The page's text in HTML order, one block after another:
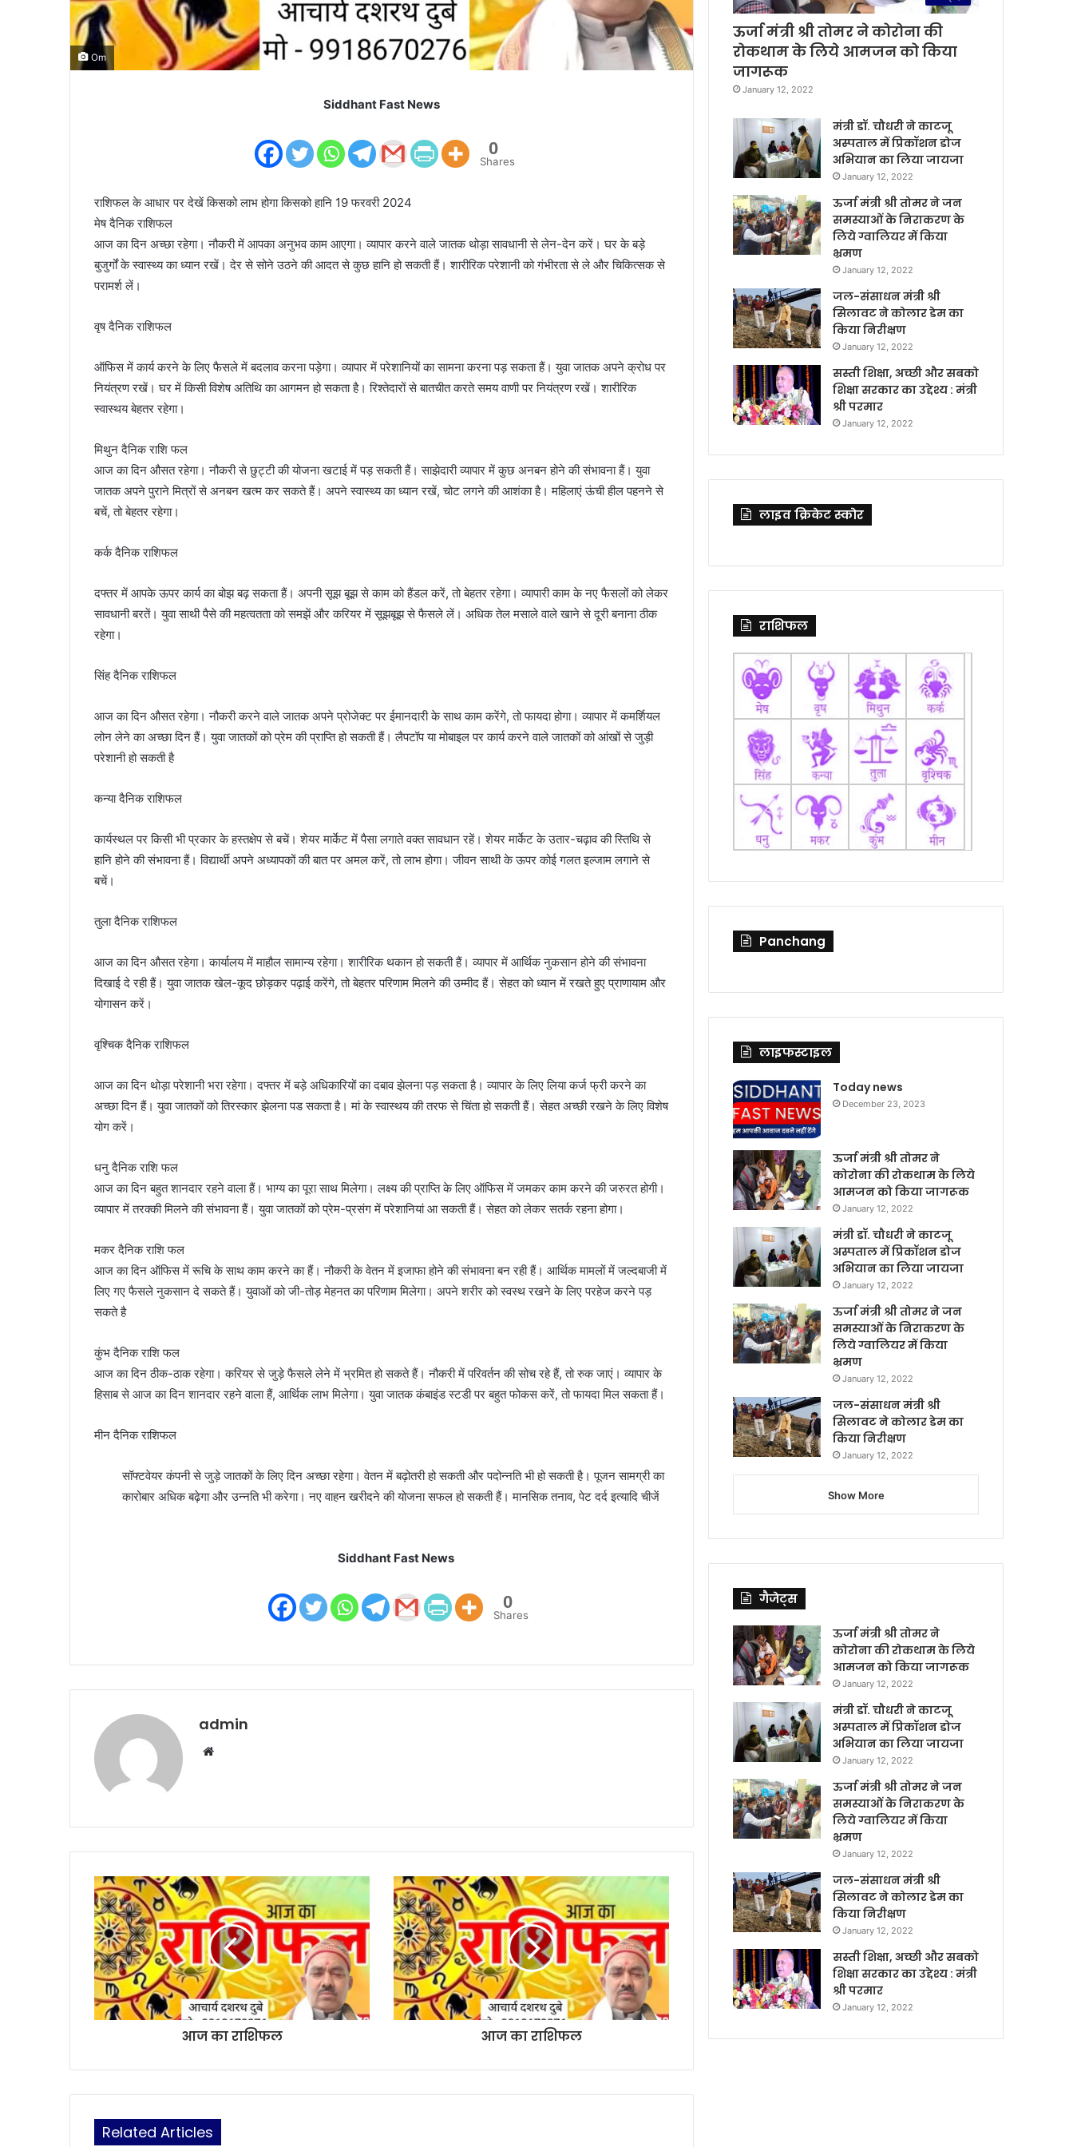
Om
Siddhant Fast News
0
Shares
राशिफल के आधार पर देखें किसको लाभ होगा किसको हानि 19 फरवरी 2024
मेष दैनिक राशिफल
आज का दिन अच्छा रहेगा। नौकरी में आपका अनुभव काम आएगा। व्यापार करने वाले जातक थोड़ा सावधानी से लेन-देन करें। घर के बड़े
बुजुर्गों के स्वास्थ्य का ध्यान रखें। देर से सोने उठने की आदत से कुछ हानि हो सकती हैं। शारीरिक परेशानी को गंभीरता से ले और चिकित्सक से
परामर्श लें।
वृष दैनिक राशिफल
ऑफिस में कार्य करने के लिए फैसले में बदलाव करना पड़ेगा। व्यापार में परेशानियों का सामना करना पड़ सकता हैं। युवा जातक अपने क्रोध पर
नियंत्रण रखें। घर में किसी विशेष अतिथि का आगमन हो सकता है। रिश्तेदारों से बातचीत करते समय वाणी पर नियंत्रण रखें। शारीरिक
स्वास्थय बेहतर रहेगा।
मिथुन दैनिक राशि फल
आज का दिन औसत रहेगा। नौकरी से छुट्टी की योजना खटाई में पड़ सकती हैं। साझेदारी व्यापार में कुछ अनबन होने की संभावना हैं। युवा
जातक अपने पुराने मित्रों से अनबन खत्म कर सकते हैं। अपने स्वास्थ्य का ध्यान रखें, चोट लगने की आशंका है। महिलाएं ऊंची हील पहनने से
बचें, तो बेहतर रहेगा।
कर्क दैनिक राशिफल
दफ्तर में आपके ऊपर कार्य का बोझ बढ़ सकता हैं। अपनी सूझ बूझ से काम को हैंडल करें, तो बेहतर रहेगा। व्यापारी काम के नए फैसलों को लेकर
सावधानी बरतें। युवा साथी पैसे की महत्वतता को समझें और करियर में सूझबूझ से फैसले लें। अधिक तेल मसाले वाले खाने से दूरी बनाना ठीक
रहेगा।
सिंह दैनिक राशिफल
आज का दिन औसत रहेगा। नौकरी करने वाले जातक अपने प्रोजेक्ट पर ईमानदारी के साथ काम करेंगे, तो फायदा होगा। व्यापार में कमर्शियल
लोन लेने का अच्छा दिन हैं। युवा जातकों को प्रेम की प्राप्ति हो सकती हैं। लैपटॉप या मोबाइल पर कार्य करने वाले जातकों को आंखों से जुड़ी
परेशानी हो सकती है
कन्या दैनिक राशिफल
कार्यस्थल पर किसी भी प्रकार के हस्तक्षेप से बचें। शेयर मार्केट में पैसा लगाते वक्त सावधान रहें। शेयर मार्केट के उतार-चढ़ाव की स्तिथि से
हानि होने की संभावना हैं। विद्यार्थी अपने अध्यापकों की बात पर अमल करें, तो लाभ होगा। जीवन साथी के ऊपर कोई गलत इल्जाम लगाने से
बचें।
तुला दैनिक राशिफल
आज का दिन औसत रहेगा। कार्यालय में माहौल सामान्य रहेगा। शारीरिक थकान हो सकती हैं। व्यापार में आर्थिक नुकसान होने की संभावना
दिखाई दे रही हैं। युवा जातक खेल-कूद छोड़कर पढ़ाई करेंगे, तो बेहतर परिणाम मिलने की उम्मीद हैं। सेहत को ध्यान में रखते हुए प्राणायाम और
योगासन करें।
वृश्चिक दैनिक राशिफल
आज का दिन थोड़ा परेशानी भरा रहेगा। दफ्तर में बड़े अधिकारियों का दबाव झेलना पड़ सकता है। व्यापार के लिए लिया कर्ज फ्री करने का
अच्छा दिन हैं। युवा जातकों को तिरस्कार झेलना पड सकता है। मां के स्वास्थय की तरफ से चिंता हो सकती हैं। सेहत अच्छी रखने के लिए विशेष
योग करें।
धनु दैनिक राशि फल
आज का दिन बहुत शानदार रहने वाला हैं। भाग्य का पूरा साथ मिलेगा। लक्ष्य की प्राप्ति के लिए ऑफिस में जमकर काम करने की जरुरत होगी।
व्यापार में तरक्की मिलने की संभावना हैं। युवा जातकों को प्रेम-प्रसंग में परेशानियां आ सकती हैं। सेहत को लेकर सतर्क रहना होगा।
मकर दैनिक राशि फल
आज का दिन ऑफिस में रूचि के साथ काम करने का हैं। नौकरी के वेतन में इजाफा होने की संभावना बन रही हैं। आर्थिक मामलों में जल्दबाजी में
लिए गए फैसले नुकसान दे सकते हैं। युवाओं को जी-तोड़ मेहनत का परिणाम मिलेगा। अपने शरीर को स्वस्थ रखने के लिए परहेज करने पड़
सकते है
कुंभ दैनिक राशि फल
आज का दिन ठीक-ठाक रहेगा। करियर से जुड़े फैसले लेने में भ्रमित हो सकते हैं। नौकरी में परिवर्तन की सोच रहे हैं, तो रुक जाएं। व्यापार के
हिसाब से आज का दिन शानदार रहने वाला हैं, आर्थिक लाभ मिलेगा। युवा जातक कंबाइंड स्टडी पर बहुत फोकस करें, तो फायदा मिल सकता हैं।
मीन दैनिक राशिफल
सॉफ्टवेयर कंपनी से जुड़े जातकों के लिए दिन अच्छा रहेगा। वेतन में बढ़ोतरी हो सकती और पदोन्नति भी हो सकती है। पूजन सामग्री का
कारोबार अधिक बढ़ेगा और उन्नति भी करेगा। नए वाहन खरीदने की योजना सफल हो सकती हैं। मानसिक तनाव, पेट दर्द इत्यादि चीजें
Siddhant Fast News
0
Shares
admin
i
आज का राशिफल आज का राशिफल
Related Articles
ऊर्जा मंत्री श्री तोमर ने कोरोना की
रोकथाम के लिये आमजन को किया
जागरूक
January 12, 2022
मंत्री डॉ. चौधरी ने काटजू
अस्पताल में प्रिकॉशन डोज
अभियान का लिया जायजा
January 12, 2022
ऊर्जा मंत्री श्री तोमर ने जन
समस्याओं के निराकरण के
लिये ग्वालियर में किया
भ्रमण
January 12, 2022
जल-संसाधन मंत्री श्री
सिलावट ने कोलार डेम का
किया निरीक्षण
January 12, 2022
सस्ती शिक्षा, अच्छी और सबको
शिक्षा सरकार का उद्देश्य : मंत्री
श्री परमार
January 12, 2022
लाइव क्रिकेट स्कोर
राशिफल
Panchang
लाइफस्टाइल
Today news
December 23, 2023
ऊर्जा मंत्री श्री तोमर ने
कोरोना की रोकथाम के लिये
आमजन को किया जागरूक
January 12, 2022
मंत्री डॉ. चौधरी ने काटजू
अस्पताल में प्रिकॉशन डोज
अभियान का लिया जायजा
January 12, 2022
ऊर्जा मंत्री श्री तोमर ने जन
समस्याओं के निराकरण के
लिये ग्वालियर में किया
भ्रमण
January 12, 2022
जल-संसाधन मंत्री श्री
सिलावट ने कोलार डेम का
किया निरीक्षण
January 12, 2022
Show More
गैजेट्स
ऊर्जा मंत्री श्री तोमर ने
कोरोना की रोकथाम के लिये
आमजन को किया जागरूक
January 12, 2022
मंत्री डॉ. चौधरी ने काटजू
अस्पताल में प्रिकॉशन डोज
अभियान का लिया जायजा
January 12, 2022
ऊर्जा मंत्री श्री तोमर ने जन
समस्याओं के निराकरण के
लिये ग्वालियर में किया
भ्रमण
January 12, 2022
जल-संसाधन मंत्री श्री
सिलावट ने कोलार डेम का
किया निरीक्षण
January 12, 2022
सस्ती शिक्षा, अच्छी और सबको
शिक्षा सरकार का उद्देश्य : मंत्री
श्री परमार
January 12, 2022